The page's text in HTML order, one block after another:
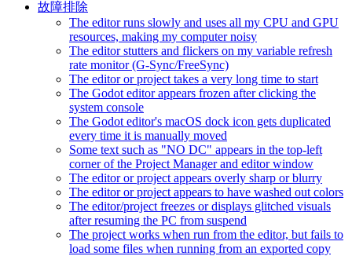
故障排除
The editor runs slowly and uses all my CPU and GPU
resources, making my computer noisy
The editor stutters and flickers on my variable refresh
rate monitor (G-Sync/FreeSync)
The editor or project takes a very long time to start
The Godot editor appears frozen after clicking the
system console
The Godot editor's macOS dock icon gets duplicated
every time it is manually moved
Some text such as "NO DC" appears in the top-left
corner of the Project Manager and editor window
The editor or project appears overly sharp or blurry
The editor or project appears to have washed out colors
The editor/project freezes or displays glitched visuals
after resuming the PC from suspend
The project works when run from the editor, but fails to
load some files when running from an exported copy